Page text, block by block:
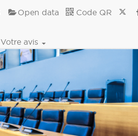
Open data Code QR
Votre avis